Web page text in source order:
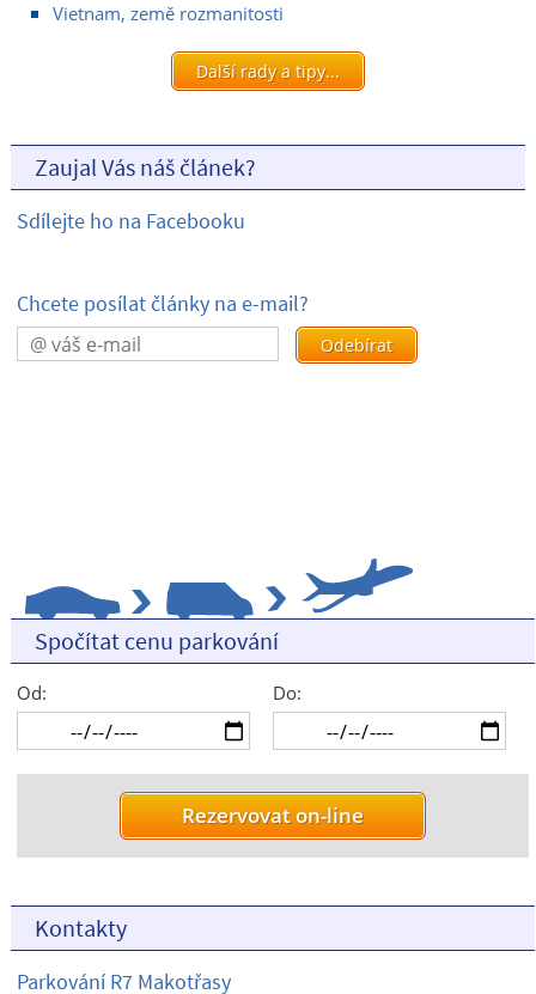
Vietnam, země rozmanitosti
Další rady a tipy...
Zaujal Vás náš článek?
Sdílejte ho na Facebooku
Chcete posílat články na e-mail?
Spočítat cenu parkování
Od: Do:
Kontakty
Parkování R7 Makotřasy